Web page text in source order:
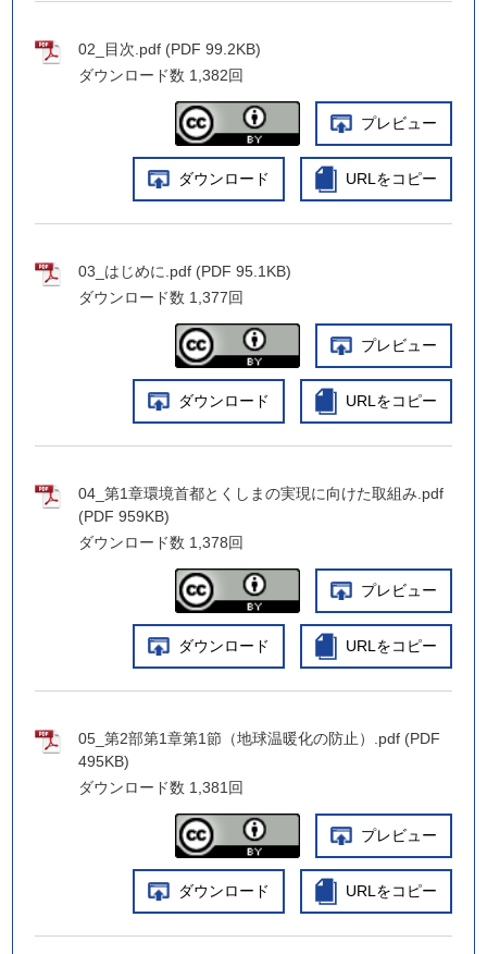
02_目次.pdf (PDF 99.2KB)
ダウンロード数 1,382回
プレビュー
ダウンロード URLをコピー
03_はじめに.pdf (PDF 95.1KB)
ダウンロード数 1,377回
プレビュー
ダウンロード URLをコピー
04_第1章環境首都とくしまの実現に向けた取組み.pdf
(PDF 959KB)
ダウンロード数 1,378回
プレビュー
ダウンロード URLをコピー
05_第2部第1章第1節（地球温暖化の防止）.pdf (PDF
495KB)
ダウンロード数 1,381回
プレビュー
ダウンロード URLをコピー